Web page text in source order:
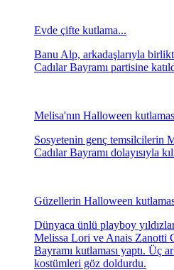
Evde çifte kutlama...
Banu Alp, arkadaşlarıyla
Cadılar Bayramı partisine
Melisa'nın Halloween
Sosyetenin genç temsilcilerin
Cadılar Bayramı dolayısıyla
Güzellerin Halloween
Dünyaca ünlü playboy
Melissa Lori ve Anais Zanotti
Bayramı kutlaması yaptı. Üç
kostümleri göz doldurdu.